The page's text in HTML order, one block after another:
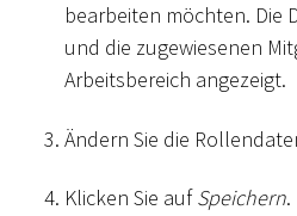
bearbeiten möchten. Die
und die zugewiesenen
Arbeitsbereich angezeigt.
Ändern Sie die
Klicken Sie aufSpeichern.